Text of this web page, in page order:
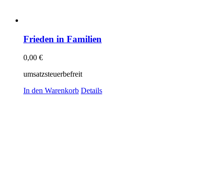
Frieden in Familien
0,00 €
umsatzsteuerbefreit
In den Warenkorb Details